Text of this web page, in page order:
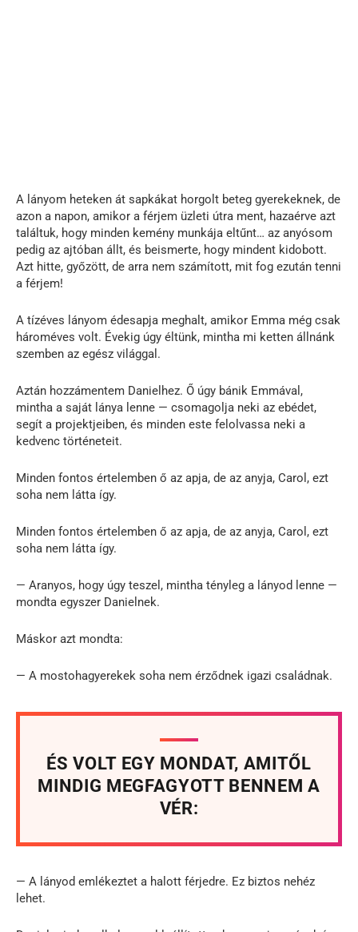
A lányom heteken át sapkákat horgolt beteg gyerekeknek, de
azon a napon, amikor a férjem üzleti útra ment, hazaérve azt
találtuk, hogy minden kemény munkája eltűnt… az anyósom
pedig az ajtóban állt, és beismerte, hogy mindent kidobott.
Azt hitte, győzött, de arra nem számított, mit fog ezután tenni
a férjem!
A tízéves lányom édesapja meghalt, amikor Emma még csak
hároméves volt. Évekig úgy éltünk, mintha mi ketten állnánk
szemben az egész világgal.
Aztán hozzámentem Danielhez. Ő úgy bánik Emmával,
mintha a saját lánya lenne — csomagolja neki az ebédet,
segít a projektjeiben, és minden este felolvassa neki a
kedvenc történeteit.
Minden fontos értelemben ő az apja, de az anyja, Carol, ezt
soha nem látta így.
Minden fontos értelemben ő az apja, de az anyja, Carol, ezt
soha nem látta így.
— Aranyos, hogy úgy teszel, mintha tényleg a lányod lenne —
mondta egyszer Danielnek.
Máskor azt mondta:
— A mostohagyerekek soha nem érződnek igazi családnak.
ÉS VOLT EGY MONDAT, AMITŐL
MINDIG MEGFAGYOTT BENNEM A
VÉR:
— A lányod emlékeztet a halott férjedre. Ez biztos nehéz
lehet.